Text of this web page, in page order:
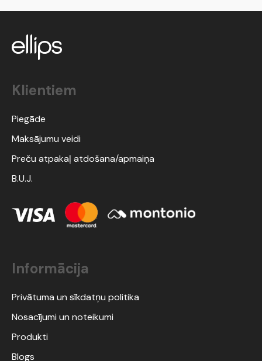
Klientiem
Piegāde
Maksājumu veidi
Preču atpakaļ atdošana/apmaiņa
B.U.J.
Informācija
Privātuma un sīkdatņu politika
Nosacījumi un noteikumi
Produkti
Blogs